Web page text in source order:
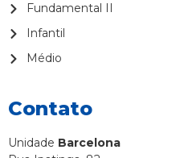
Fundamental II
Infantil
Médio
Contato
Unidade Barcelona